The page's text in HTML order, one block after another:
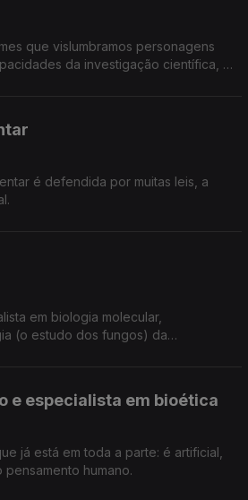
que vislumbramos personagens
da investigação científica, já
é defendida por muitas leis, a
em biologia molecular,
(o estudo dos fungos) da
e especialista em bioética
já está em toda a parte: é artificial,
pensamento humano.